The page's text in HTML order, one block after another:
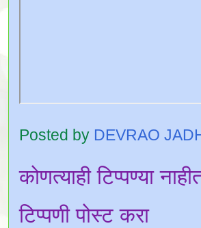
Posted by DEVRAO
कोणत्याही टिप्पण्‍या
टिप्पणी पोस्ट करा